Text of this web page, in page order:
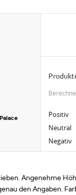
Positiv
Neutral
Negativ
Angenehme
den Angaben.